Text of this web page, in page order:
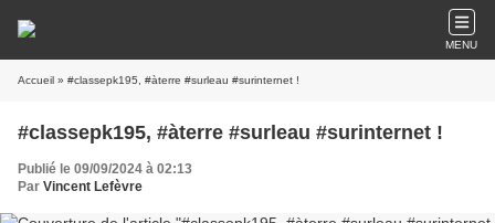
MENU
Accueil » #classepk195, #àterre #surleau #surinternet !
#classepk195, #àterre #surleau #surinternet !
Publié le 09/09/2024 à 02:13
Par Vincent Lefèvre